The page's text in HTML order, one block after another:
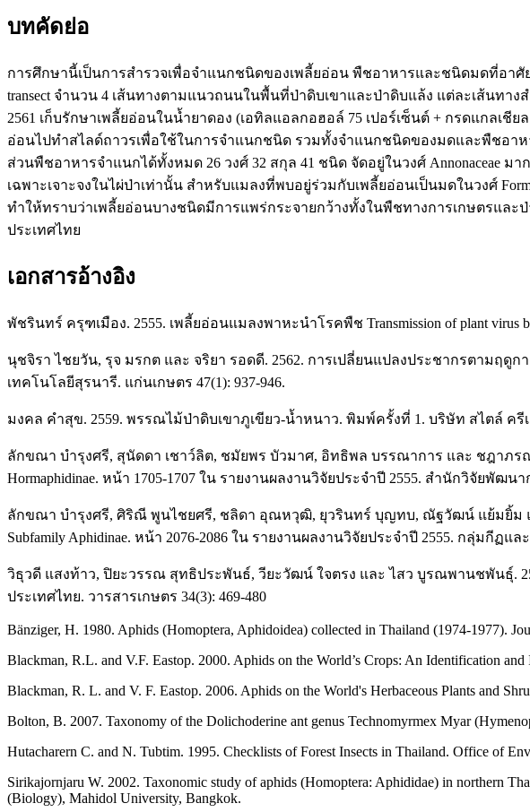
บทคัดย่อ
การศึกษานี้เป็นการสำรวจเพื่อจำแนกชนิดของเพลี้ยอ่อน พืชอาหารและชนิดมดที่อา
transect จำนวน 4 เส้นทางตามแนวถนนในพื้นที่ป่าดิบเขาและป่าดิบแล้ง แต่ละเส้นทา
2561 เก็บรักษาเพลี้ยอ่อนในน้ำยาดอง (เอทิลแอลกอฮอล์ 75 เปอร์เซ็นต์ + กรดแกล
อ่อนไปทำสไลด์ถาวรเพื่อใช้ในการจำแนกชนิด รวมทั้งจำแนกชนิดของมดและพืชอา
ส่วนพืชอาหารจำแนกได้ทั้งหมด 26 วงศ์ 32 สกุล 41 ชนิด จัดอยู่ในวงศ์ Annonaceae ม
เฉพาะเจาะจงในไผ่ป่าเท่านั้น สำหรับแมลงที่พบอยู่ร่วมกับเพลี้ยอ่อนเป็นมดในวงศ์
ทำให้ทราบว่าเพลี้ยอ่อนบางชนิดมีการแพร่กระจายกว้างทั้งในพืชทางการเกษตรแล
ประเทศไทย
เอกสารอ้างอิง
พัชรินทร์ ครุฑเมือง. 2555. เพลี้ยอ่อนแมลงพาหะนำโรคพืช Transmission of plant
นุชจิรา ไชยวัน, รุจ มรกต และ จริยา รอดดี. 2562. การเปลี่ยนแปลงประชากรตามฤ
เทคโนโลยีสุรนารี. แก่นเกษตร 47(1): 937-946.
มงคล คำสุข. 2559. พรรณไม้ป่าดิบเขาภูเขียว-น้ำหนาว. พิมพ์ครั้งที่ 1. บริษัท สไตล์ ครี
ลักขณา บำรุงศรี, สุนัดดา เชาว์ลิต, ชมัยพร บัวมาศ, อิทธิพล บรรณาการ และ ชฎาภรณ์ เ
Hormaphidinae. หน้า 1705-1707 ใน รายงานผลงานวิจัยประจำปี 2555. สำนักวิจัยพัฒน
ลักขณา บํารุงศรี, ศิริณี พูนไชยศรี, ชลิดา อุณหวุฒิ, ยุวรินทร์ บุญทบ, ณัฐวัฒน์ แย้มยิ้ม แล
Subfamily Aphidinae. หน้า 2076-2086 ใน รายงานผลงานวิจัยประจำปี 2555. กลุ่มกี
วิธุวดี แสงท้าว, ปิยะวรรณ สุทธิประพันธ์, วียะวัฒน์ ใจตรง และ ไสว บูรณพานชพันธุ์.
ประเทศไทย. วารสารเกษตร 34(3): 469-480
Bänziger, H. 1980. Aphids (Homoptera, Aphidoidea) collected in Thailand (1974-1977).
Blackman, R.L. and V.F. Eastop. 2000. Aphids on the World’s Crops: An Identification
Blackman, R. L. and V. F. Eastop. 2006. Aphids on the World's Herbaceous Plants and
Bolton, B. 2007. Taxonomy of the Dolichoderine ant genus Technomyrmex Myar
Hutacharern C. and N. Tubtim. 1995. Checklists of Forest Insects in Thailand. Office of
Sirikajornjaru W. 2002. Taxonomic study of aphids (Homoptera: Aphididae) in northern
(Biology), Mahidol University, Bangkok.